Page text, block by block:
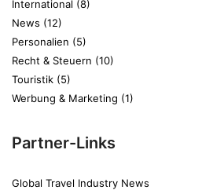
International (8)
News (12)
Personalien (5)
Recht & Steuern (10)
Touristik (5)
Werbung & Marketing (1)
Partner-Links
Global Travel Industry News